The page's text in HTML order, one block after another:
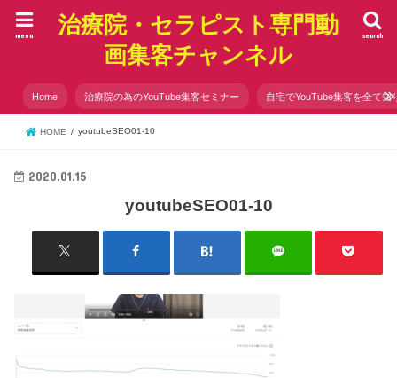
治療院・セラピスト専門動
画集客チャンネル
search
menu
Home 治療院の為のYouTube集客セミナー 自宅でYouTube集客を全て知
HOME youtubeSEO01-10
2020.01.15
youtubeSEO01-10